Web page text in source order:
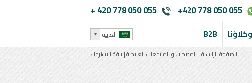
+420 778 050 055
+ 420 778 050 055
وكلاؤنا B2B
العربية
الصفحة الرئيسية| المصحات و المنتجعات العلاجية| باقة الاسترخاء